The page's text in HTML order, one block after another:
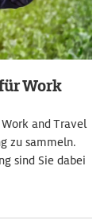
Work
and Travel
zu sammeln.
sind Sie dabei